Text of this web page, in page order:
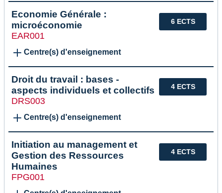
6 ECTS
Economie Générale :
microéconomie
EAR001
Centre(s) d'enseignement
4 ECTS
Droit du travail : bases -
aspects individuels et collectifs
DRS003
Centre(s) d'enseignement
4 ECTS
Initiation au management et
Gestion des Ressources
Humaines
FPG001